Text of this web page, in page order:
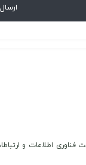
اطلاعات و